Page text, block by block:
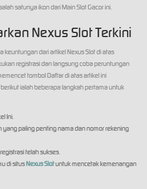
satunya ikon dari Main Slot Gacor ini.
Nexus Slot Terkini
dari artikel Nexus Slot di atas
registrasi dan langsung coba peruntungan
tombol Daftar di atas artikel ini
ialah beberapa langkah pertama untuk
Ini.
yang paling penting nama dan nomor rekening
telah sukses.
di situsNexus Slotuntuk mencetak kemenangan